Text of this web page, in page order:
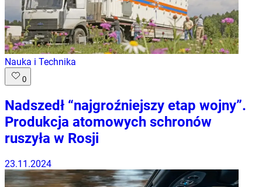
Nauka i Technika
0
Nadszedł “najgroźniejszy etap wojny”.
Produkcja atomowych schronów
ruszyła w Rosji
23.11.2024